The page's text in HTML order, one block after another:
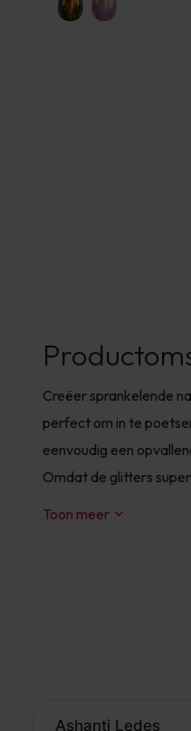
Creëer sprankelende
perfect om in te
eenvoudig een
Omdat de glitters
Toon meer